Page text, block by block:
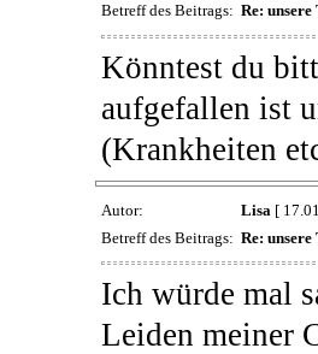
Betreff des Beitrags: Re:
Könntest du
aufgefallen ist
(Krankheiten
Autor: Lisa [
Betreff des Beitrags: Re:
Ich würde mal
Leiden meiner